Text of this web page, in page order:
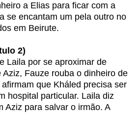
a Elias para ficar com a
se encantam um pela outro no
em Beirute.
2)
Laila por se aproximar de
Aziz, Fauze rouba o dinheiro de
que Kháled precisa ser
hospital particular. Laila diz
Aziz para salvar o irmão. A